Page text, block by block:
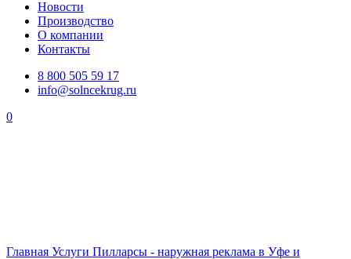
Новости
Производство
О компании
Контакты
8 800 505 59 17
info@solncekrug.ru
0
Главная Услуги Пилларсы - наружная реклама в Уфе и